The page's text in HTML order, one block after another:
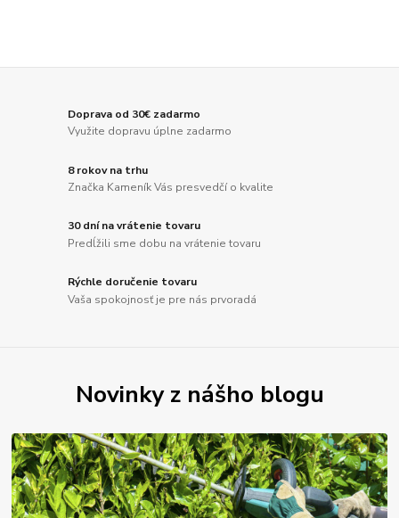
Doprava od 30€ zadarmo
Využite dopravu úplne zadarmo
8 rokov na trhu
Značka Kameník Vás presvedčí o kvalite
30 dní na vrátenie tovaru
Predĺžili sme dobu na vrátenie tovaru
Rýchle doručenie tovaru
Vaša spokojnosť je pre nás prvoradá
Novinky z nášho blogu